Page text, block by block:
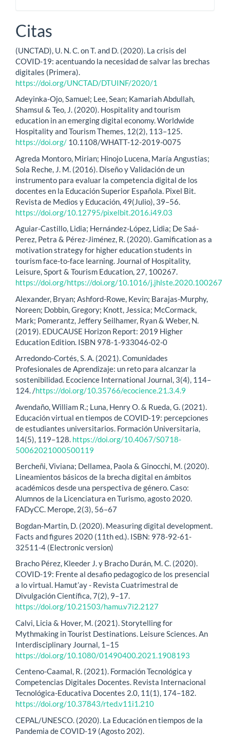
Citas
(UNCTAD), U. N. C. on T. and D. (2020). La crisis del
COVID-19: acentuando la necesidad de salvar las brechas
digitales (Primera).
https://doi.org/UNCTAD/DTUINF/2020/1
Adeyinka-Ojo, Samuel; Lee, Sean; Kamariah Abdullah,
Shamsul & Teo, J. (2020). Hospitality and tourism
education in an emerging digital economy. Worldwide
Hospitality and Tourism Themes, 12(2), 113–125.
https://doi.org/ 10.1108/WHATT-12-2019-0075
Agreda Montoro, Mirian; Hinojo Lucena, María Angustias;
Sola Reche, J. M. (2016). Diseño y Validación de un
instrumento para evaluar la competencia digital de los
docentes en la Educación Superior Española. Pixel Bit.
Revista de Medios y Educación, 49(Julio), 39–56.
https://doi.org/10.12795/pixelbit.2016.i49.03
Aguiar-Castillo, Lidia; Hernández-López, Lidia; De Saá-
Perez, Petra & Pérez-Jiménez, R. (2020). Gamification as a
motivation strategy for higher education students in
tourism face-to-face learning. Journal of Hospitality,
Leisure, Sport & Tourism Education, 27, 100267.
https://doi.org/https://doi.org/10.1016/j.jhlste.2020.100267
Alexander, Bryan; Ashford-Rowe, Kevin; Barajas-Murphy,
Noreen; Dobbin, Gregory; Knott, Jessica; McCormack,
Mark; Pomerantz, Jeffery Seilhamer, Ryan & Weber, N.
(2019). EDUCAUSE Horizon Report: 2019 Higher
Education Edition. ISBN 978-1-933046-02-0
Arredondo-Cortés, S. A. (2021). Comunidades
Profesionales de Aprendizaje: un reto para alcanzar la
sostenibilidad. Ecocience International Journal, 3(4), 114–
124. /https://doi.org/10.35766/ecocience.21.3.4.9
Avendaño, William R.; Luna, Henry O. & Rueda, G. (2021).
Educación virtual en tiempos de COVID-19: percepciones
de estudiantes universitarios. Formación Universitaria,
14(5), 119–128. https://doi.org/10.4067/S0718-
50062021000500119
Bercheñi, Viviana; Dellamea, Paola & Ginocchi, M. (2020).
Lineamientos básicos de la brecha digital en ámbitos
académicos desde una perspectiva de género. Caso:
Alumnos de la Licenciatura en Turismo, agosto 2020.
FADyCC. Merope, 2(3), 56–67
Bogdan-Martin, D. (2020). Measuring digital development.
Facts and figures 2020 (11th ed.). ISBN: 978-92-61-
32511-4 (Electronic version)
Bracho Pérez, Kleeder J. y Bracho Durán, M. C. (2020).
COVID-19: Frente al desafio pedagogico de los presencial
a lo virtual. Hamut’ay - Revista Cuatrimestral de
Divulgación Científica, 7(2), 9–17.
https://doi.org/10.21503/hamu.v7i2.2127
Calvi, Licia & Hover, M. (2021). Storytelling for
Mythmaking in Tourist Destinations. Leisure Sciences. An
Interdisciplinary Journal, 1–15
https://doi.org/10.1080/01490400.2021.1908193
Centeno-Caamal, R. (2021). Formación Tecnológica y
Competencias Digitales Docentes. Revista Internacional
Tecnológica-Educativa Docentes 2.0, 11(1), 174–182.
https://doi.org/10.37843/rted.v11i1.210
CEPAL/UNESCO. (2020). La Educación en tiempos de la
Pandemia de COVID-19 (Agosto 202).